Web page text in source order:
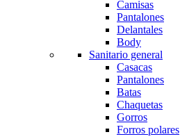
Camisas
Pantalones
Delantales
Body
Sanitario general
Casacas
Pantalones
Batas
Chaquetas
Gorros
Forros polares